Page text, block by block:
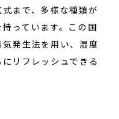
まで、多様な種類が
っています。この国
発生法を用い、湿度
リフレッシュできる